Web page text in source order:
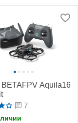
Aquila16
7